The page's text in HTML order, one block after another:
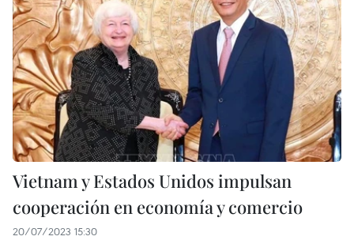
Vietnam y Estados Unidos impulsan
cooperación en economía y comercio
20/07/2023 15:30